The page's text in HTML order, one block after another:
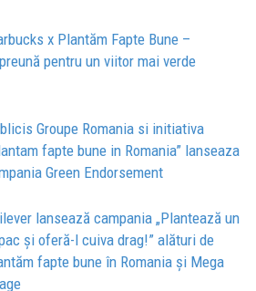
x Plantăm Fapte Bune –
pentru un viitor mai verde
Groupe Romania si initiativa
fapte bune in Romania” lanseaza
Green Endorsement
lansează campania „Plantează un
și oferă-l cuiva drag!” alături de
fapte bune în Romania și Mega